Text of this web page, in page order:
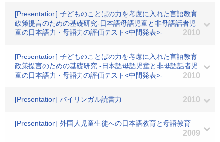
[Presentation] 子どものことばの力を考慮に入れた言語教育
政策提言のための基礎研究-日本語母語児童と非母語話者児
童の日本語力・母語力の評価テスト<中間発表>-
2010
[Presentation] 子どものことばの力を考慮に入れた言語教育
政策提言のための基礎研究 -日本語母語児童と非母語話者児
童の日本語力・母語力の評価テスト<中間発表>-
2010
[Presentation] バイリンガル読書力 2010
[Presentation] 外国人児童生徒への日本語教育と母語教育
2009